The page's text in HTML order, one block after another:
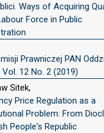
Ways of Acquiring
Force in Public
Prawniczej PAN
Vol. 12 No. 2 (2019)
Sitek,
Price Regulation as a
Problem: From
People's Republic